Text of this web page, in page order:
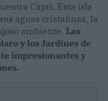
Capri. Esta isla
aguas cristalinas, la
ambiente. Las
y los Jardines de
impresionantes y